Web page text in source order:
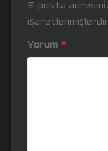
E-posta
işaretlenmişlerdir
Yorum *